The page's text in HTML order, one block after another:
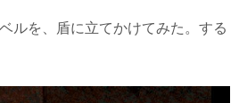
ルを、盾に立てかけてみた。する